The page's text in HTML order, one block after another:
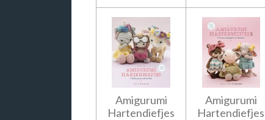
Amigurumi
Hartendiefjes
Amigurumi
Hartendiefjes